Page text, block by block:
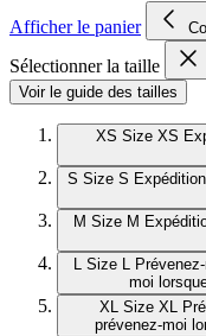
Afficher le panier
Sélectionner la taille
Voir le guide des tailles
XS Size XS
S Size S
M Size M
L Size L
moi
XL Size XL
prévenez-moi